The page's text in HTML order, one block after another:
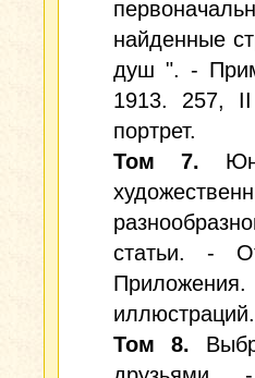
найденные
душ ". -
1913. 257,
портрет.
Том 7.
статьи. -
Приложения.
иллюстраций.
Том 8.